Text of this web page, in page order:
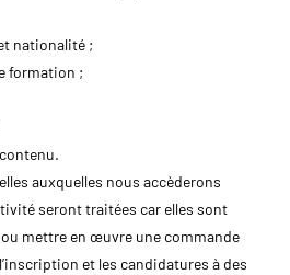
nationalité ;
formation ;
auxquelles nous accèderons
seront traitées car elles sont
mettre en œuvre une commande
et les candidatures à des